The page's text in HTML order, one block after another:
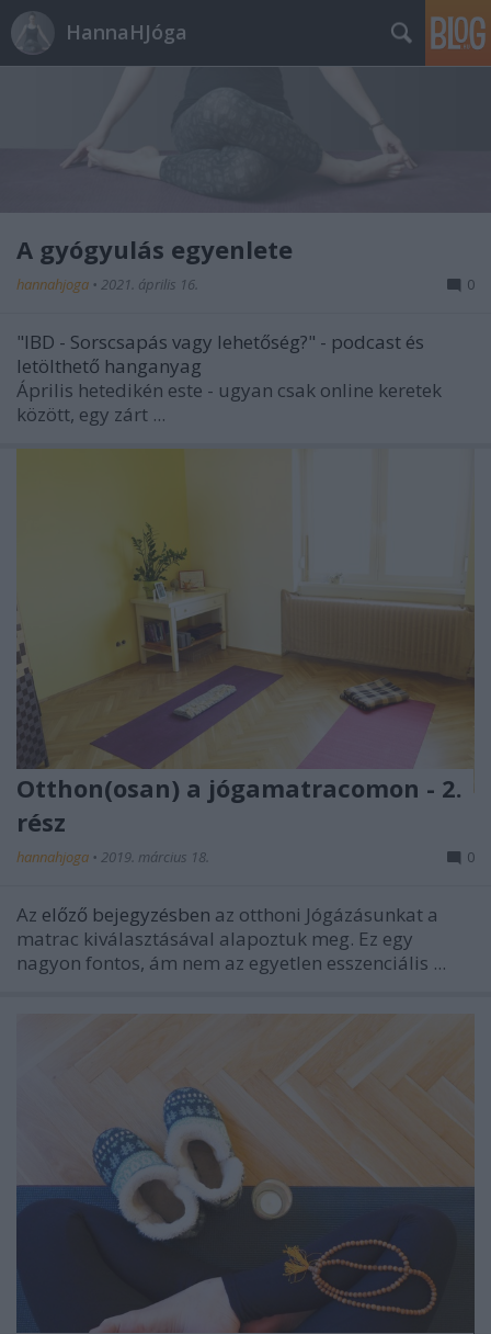
HannaHJóga
A gyógyulás egyenlete
hannahjoga • 2021. április 16. 0
"IBD - Sorscsapás vagy lehetőség?" - podcast és
letölthető hanganyag
Április hetedikén este - ugyan csak online keretek
között, egy zárt ...
Otthon(osan) a jógamatracomon - 2.
rész
hannahjoga • 2019. március 18. 0
Az előző bejegyzésben az otthoni Jógázásunkat a
matrac kiválasztásával alapoztuk meg. Ez egy
nagyon fontos, ám nem az egyetlen esszenciális ...